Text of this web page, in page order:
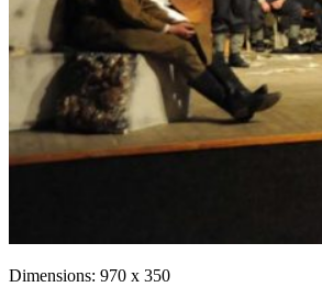
Dimensions: 970 x 350